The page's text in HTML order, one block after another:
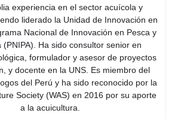
experiencia en el sector acuícola y
liderado la Unidad de Innovación en
Nacional de Innovación en Pesca y
(PNIPA). Ha sido consultor senior en
formulador y asesor de proyectos
y docente en la UNS. Es miembro del
del Perú y ha sido reconocido por la
Society (WAS) en 2016 por su aporte
a la acuicultura.